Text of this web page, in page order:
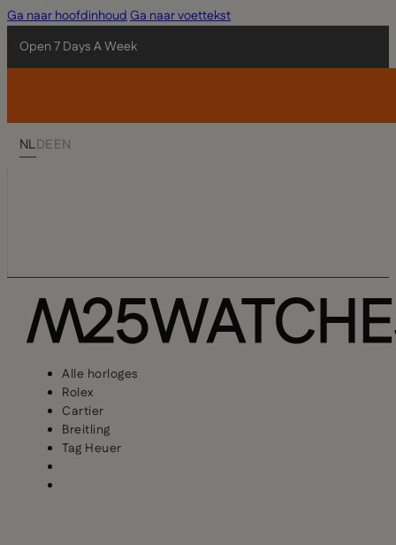
Ga naar hoofdinhoudGa naar voettekst
Open 7 Days A Week
NLDEEN
Alle horloges
Rolex
Cartier
Breitling
Tag Heuer